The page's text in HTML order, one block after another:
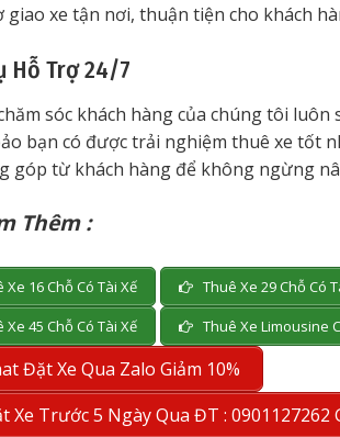
xe tận nơi, thuận tiện cho khách
Hỗ Trợ 24/7
sóc khách hàng của chúng tôi
bạn có được trải nghiệm thuê xe tốt
góp từ khách hàng để không ngừng
Thêm :
Xe 16 Chỗ Có Tài Xế Thuê Xe 29 Chỗ Có
Xe 45 Chỗ Có Tài Xế
Thuê Xe Limousine
Đặt Xe Qua Zalo Giảm 10%
Xe Trước 5 Ngày Qua ĐT : 0901127262